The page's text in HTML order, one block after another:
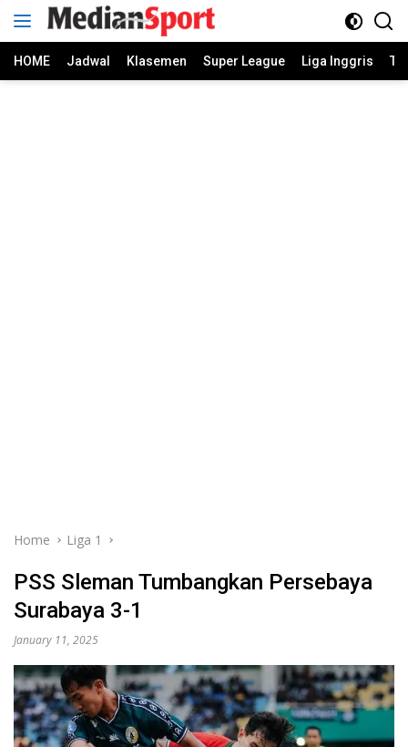
HOME Jadwal Klasemen Super League Liga Inggris
Home Liga 1
PSS Sleman Tumbangkan Persebaya
Surabaya 3-1
January 11, 2025